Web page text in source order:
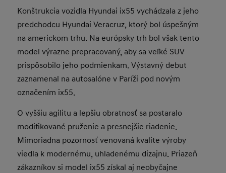
Konštrukcia vozidla Hyundai ix55 vychádzala z jeho
predchodcu Hyundai Veracruz, ktorý bol úspešným
na americkom trhu. Na európsky trh bol však tento
model výrazne prepracovaný, aby sa veľké SUV
prispôsobilo jeho podmienkam. Výstavný debut
zaznamenal na autosalóne v Paríži pod novým
označením ix55.
O vyššiu agilitu a lepšiu obratnosť sa postaralo
modifikované pruženie a presnejšie riadenie.
Mimoriadna pozornosť venovaná kvalite výroby
viedla k modernému, uhladenému dizajnu. Priazeň
zákazníkov si model ix55 získal aj neobyčajne